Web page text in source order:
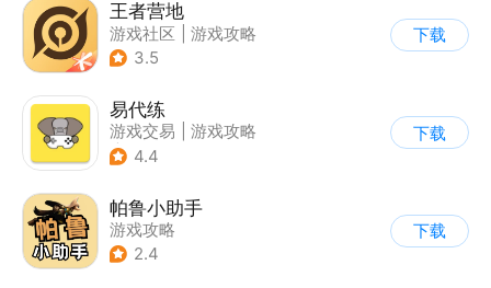
王者营地
游戏社区
游戏攻略
3.5
下载
易代练
游戏交易
游戏攻略
| 游戏社区
4.4
下载
帕鲁小助手
游戏攻略
2.4
下载